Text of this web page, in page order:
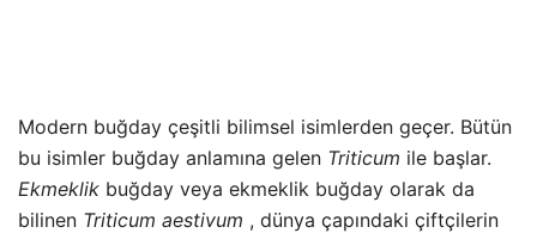
Modern buğday çeşitli bilimsel isimlerden geçer. Bütün
bu isimler buğday anlamına gelen Triticum ile başlar.
Ekmeklik buğday veya ekmeklik buğday olarak da
bilinen Triticum aestivum , dünya çapındaki çiftçilerin